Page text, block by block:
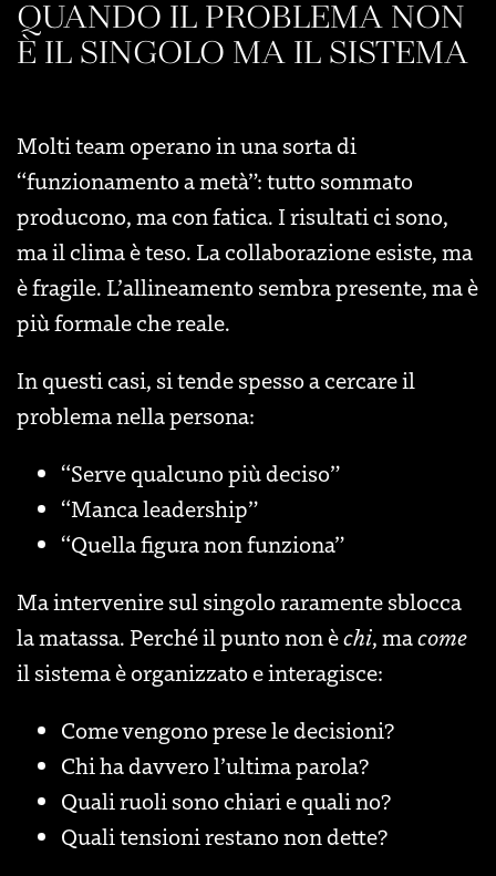
QUANDO IL PROBLEMA NON
È IL SINGOLO MA IL SISTEMA
Molti team operano in una sorta di
“funzionamento a metà”: tutto sommato
producono, ma con fatica. I risultati ci sono,
ma il clima è teso. La collaborazione esiste, ma
è fragile. L’allineamento sembra presente, ma è
più formale che reale.
In questi casi, si tende spesso a cercare il
problema nella persona:
“Serve qualcuno più deciso”
“Manca leadership”
“Quella figura non funziona”
Ma intervenire sul singolo raramente sblocca
la matassa. Perché il punto non èchi, macome
il sistema è organizzato e interagisce:
Come vengono prese le decisioni?
Chi ha davvero l’ultima parola?
Quali ruoli sono chiari e quali no?
Quali tensioni restano non dette?